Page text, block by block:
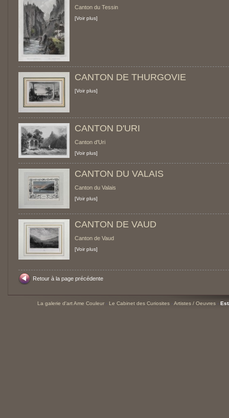
Canton du Tessin
[Voir plus]
CANTON DE THURGOVIE
[Voir plus]
CANTON D'URI
Canton d'Uri
[Voir plus]
CANTON DU VALAIS
Canton du Valais
[Voir plus]
CANTON DE VAUD
Canton de Vaud
[Voir plus]
Retour à la page précédente
La galerie d'art Ame Couleur - Le Cabinet des Curiosites -Artistes / Oeuvres -